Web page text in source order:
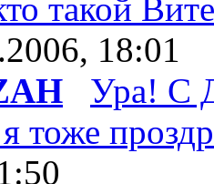
такой
18:01
Ура! С
тоже